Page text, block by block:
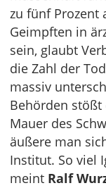
zu fünf Prozent
Geimpften in
sein, glaubt
die Zahl der
massiv
Behörden
Mauer des
äußere man
Institut. So viel
meint Ralf